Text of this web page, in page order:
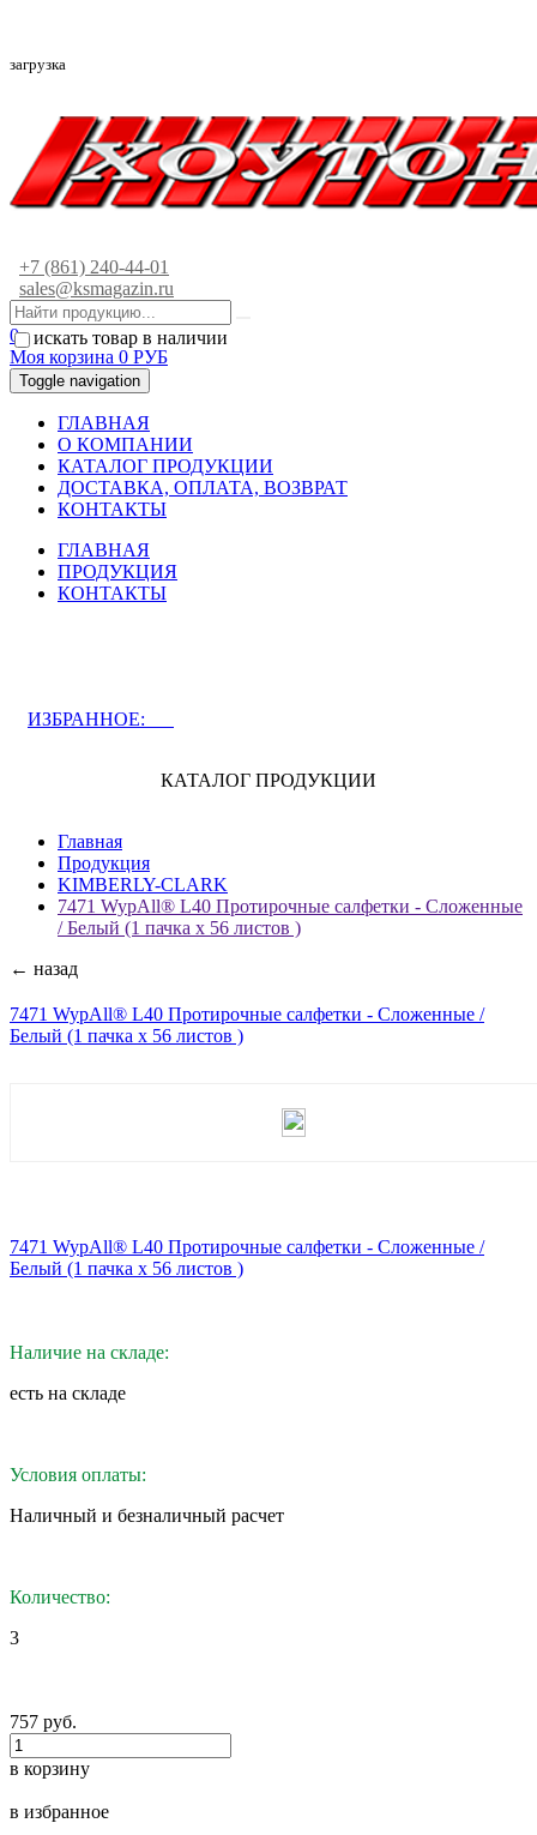
загрузка
+7 (861) 240-44-01
sales@ksmagazin.ru
искать товар в наличии
0
Моя корзина 0 РУБ
Toggle navigation
ГЛАВНАЯ
О КОМПАНИИ
КАТАЛОГ ПРОДУКЦИИ
ДОСТАВКА, ОПЛАТА, ВОЗВРАТ
КОНТАКТЫ
ГЛАВНАЯ
ПРОДУКЦИЯ
КОНТАКТЫ
ИЗБРАННОЕ:
КАТАЛОГ ПРОДУКЦИИ
Главная
Продукция
KIMBERLY-CLARK
7471 WypAll® L40 Протирочные салфетки - Сложенные
/ Белый (1 пачка x 56 листов )
← назад
7471 WypAll® L40 Протирочные салфетки - Сложенные /
Белый (1 пачка x 56 листов )
7471 WypAll® L40 Протирочные салфетки - Сложенные /
Белый (1 пачка x 56 листов )
Наличие на складе:
eсть на складе
Условия оплаты:
Наличный и безналичный расчет
Количество:
3
757 руб.
в корзину
в избранное